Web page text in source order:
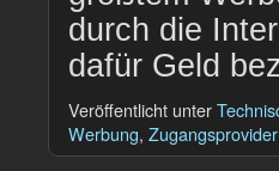
durch die
dafür Geld
Veröffentlicht unter
Werbung, Zugangsprovider